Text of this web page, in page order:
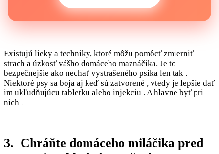
Existujú lieky a techniky, ktoré môžu pomôcť zmierniť
strach a úzkosť vášho domáceho maznáčika. Je to
bezpečnejšie ako nechať vystrašeného psíka len tak .
Niektoré psy sa boja aj keď sú zatvorené , vtedy je lepšie dať
im ukľudňujúcu tabletku alebo injekciu . A hlavne byť pri
nich .
3. Chráňte domáceho miláčika pred